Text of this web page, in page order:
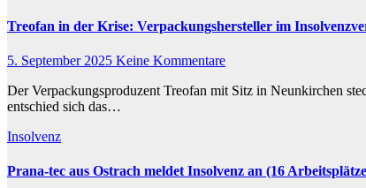
Treofan in der Krise: Verpackungshersteller im
5. September 2025 Keine Kommentare
Der Verpackungsproduzent Treofan mit Sitz in Neunkirchen
entschied sich das…
Insolvenz
Prana-tec aus Ostrach meldet Insolvenz an (16